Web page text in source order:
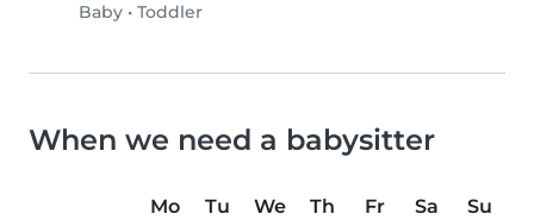
Baby • Toddler
When we need a babysitter
Mo Tu We Th Fr Sa
Su